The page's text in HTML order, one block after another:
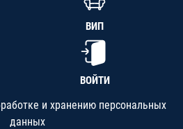
ВИП
ВОЙТИ
и хранению персональных
данных